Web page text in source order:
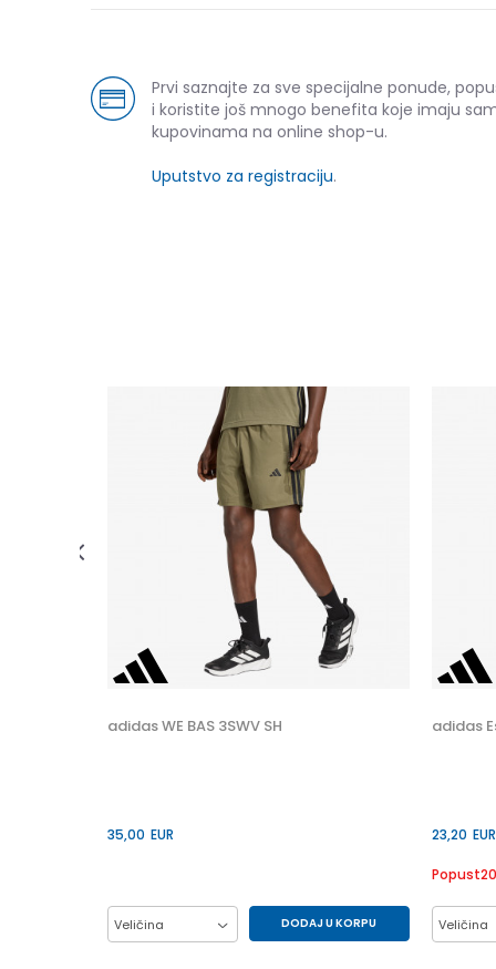
Prvi saznajte za sve specijalne ponude,
i koristite još mnogo benefita koje imaju
kupovinama na online shop-u.
Uputstvo za registraciju.
adidas WE BAS 3SWV SH
35,00 EUR
Veličina DODAJ U KORPU
adidas
23,20 EUR
Popust20
Veličina